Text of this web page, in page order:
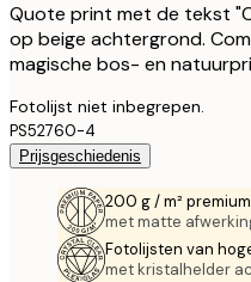
Quote print met de tekst
op beige achtergrond.
magische bos- en
Fotolijst niet inbegrepen.
PS52760-4
Prijsgeschiedenis
200 g / m²
met matte
Fotolijsten van
met kristalhelder